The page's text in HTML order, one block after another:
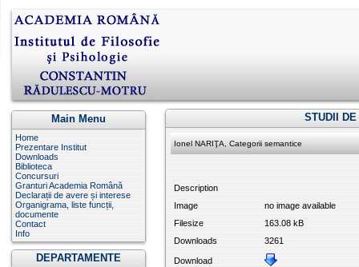
Main Menu
Home
Prezentare Institut
Downloads
Biblioteca
Concursuri
Granturi Academia Română
Declarații de avere și interese
Organigrama, liste funcții,
documente
Contact
Info
DEPARTAMENTE
STUDII
Ionel NARIŢA, Categorii semantice
Description
Image
no image available
Filesize
163.08 kB
Downloads
3261
Download